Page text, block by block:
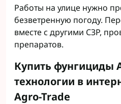
Работы на улице нужно
безветренную погоду.
вместе с другими СЗР,
препаратов.
Купить фунгициды
технологии в
Agro-Trade